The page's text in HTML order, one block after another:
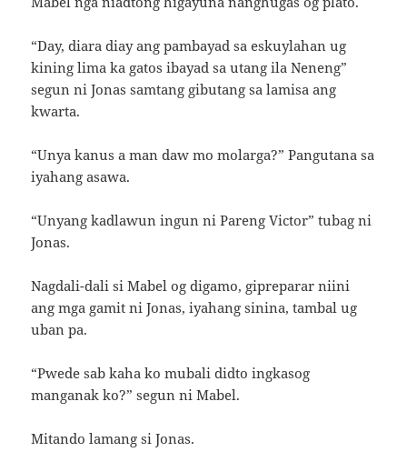
“Day, diara diay ang pambayad sa eskuylahan ug
kining lima ka gatos ibayad sa utang ila Neneng”
segun ni Jonas samtang gibutang sa lamisa ang
kwarta.
“Unya kanus a man daw mo molarga?” Pangutana sa
iyahang asawa.
“Unyang kadlawun ingun ni Pareng Victor” tubag ni
Jonas.
Nagdali-dali si Mabel og digamo, gipreparar niini
ang mga gamit ni Jonas, iyahang sinina, tambal ug
uban pa.
“Pwede sab kaha ko mubali didto ingkasog
manganak ko?” segun ni Mabel.
Mitando lamang si Jonas.